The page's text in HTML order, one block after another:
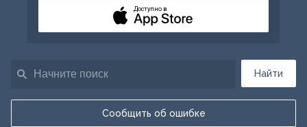
Найти
Сообщить об ошибке
Доступно в